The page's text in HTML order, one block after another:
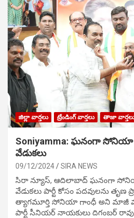
జిల్లా వార్తలు ట్రేండింగ్ వార్తలు తాజా
Soniyamma: ఘ‌నంగా సోనియా
వేడుక‌లు
09/12/2024 SIRA NEWS
సిరా న్యూస్, ఆదిలాబాద్ ఘ‌నంగా
వేడుక‌లు పార్టీ కోసం ప‌ద‌వుల‌ను
త్యాగమూర్తి సోనియా గాంధీ అని మాజీ
పార్టీ సీనియ‌ర్ నాయ‌కులు దిగంబ‌ర్